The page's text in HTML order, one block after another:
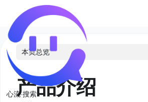
心流·搜索
本页总览
产品介绍